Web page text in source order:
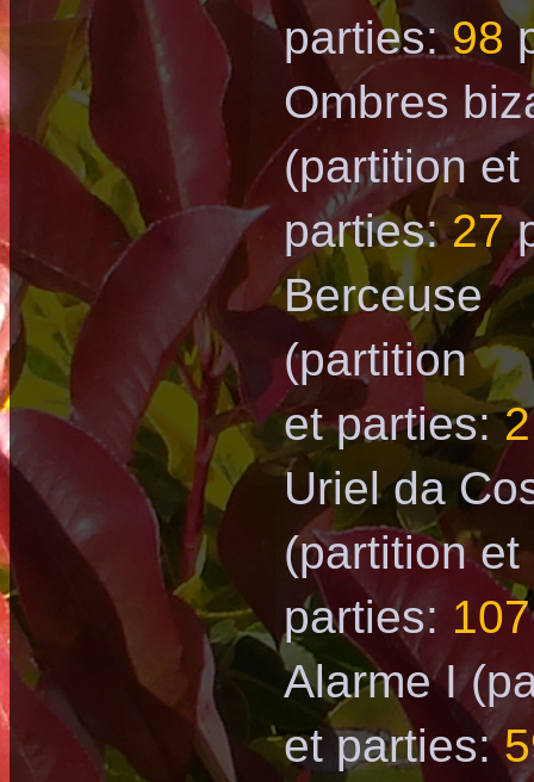
parties:98
Ombres
(partition et
parties:27
Berceuse
(partition
et parties:
Uriel da
(partition et
parties: 107
Alarme I
et parties: